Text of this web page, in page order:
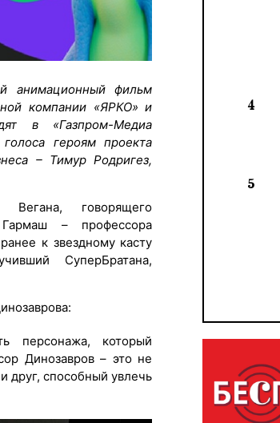
анимационный фильм
компании «ЯРКО» и
в «Газпром-Медиа
героям проекта
– Тимур Родригез,
говорящего
– профессора
к звездному касту
СуперБратана,
персонажа, который
Динозавров – это не
друг, способный увлечь
4
5